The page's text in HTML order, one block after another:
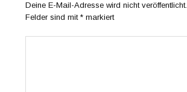
Deine E-Mail-Adresse wird nicht veröffentlicht.
Felder sind mit* markiert